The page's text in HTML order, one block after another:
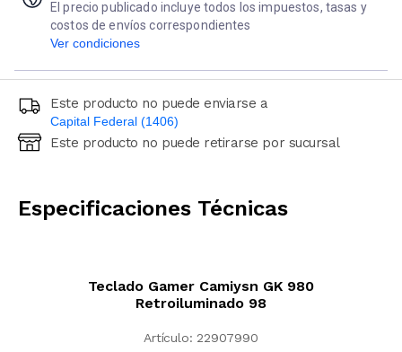
El precio publicado incluye todos los impuestos, tasas y
costos de envíos correspondientes
Ver condiciones
Este producto no puede enviarse a
Capital Federal (1406)
Ingresá código postal (sólo números)
Este producto no puede retirarse por sucursal
Especificaciones Técnicas
Teclado Gamer Camiysn GK 980
Retroiluminado 98
Artículo: 22907990